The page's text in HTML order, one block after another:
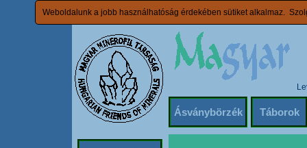
Weboldalunk a jobb használhatóság érdekében sütiket alkalmaz.
Ásványbörzék Táborok